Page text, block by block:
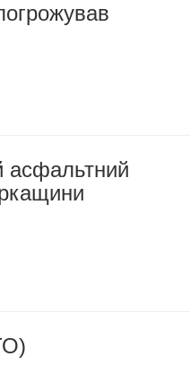
асфальтний